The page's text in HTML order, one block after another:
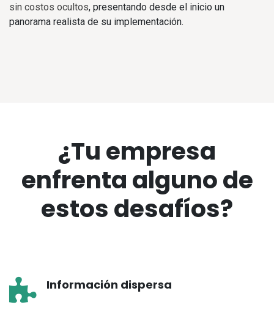
sin costos ocultos, presentando desde el inicio un
panorama realista de su implementación.
¿Tu empresa
enfrenta alguno de
estos desafíos?
Información dispersa